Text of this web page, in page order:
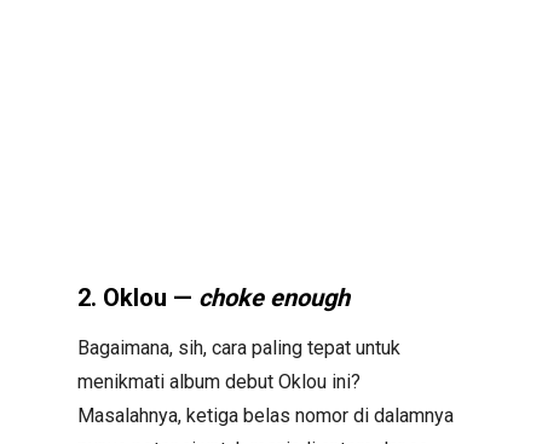
2. Oklou — choke enough
Bagaimana, sih, cara paling tepat untuk
menikmati album debut Oklou ini?
Masalahnya, ketiga belas nomor di dalamnya